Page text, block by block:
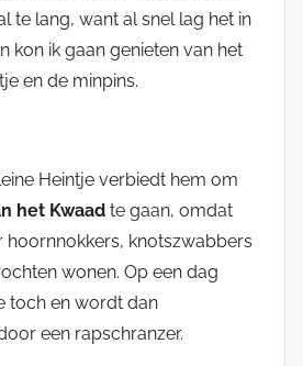
te lang, want al snel lag het in
kon ik gaan genieten van het
en de minpins.
Heintje verbiedt hem om
het Kwaad te gaan, omdat
hoornnokkers, knotszwabbers
wonen. Op een dag
toch en wordt dan
een rapschranzer.